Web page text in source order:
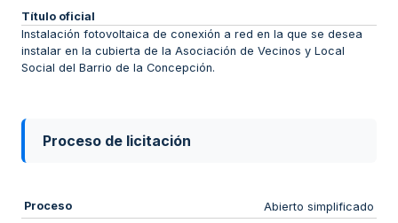
Título oficial
Instalación fotovoltaica de conexión a red en la que se desea
instalar en la cubierta de la Asociación de Vecinos y Local
Social del Barrio de la Concepción.
Proceso de licitación
Proceso Abierto simplificado